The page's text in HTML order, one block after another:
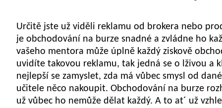
Určitě jste už viděli reklamu od brokera nebo
je obchodování na burze snadné a zvládne ho
vašeho mentora může úplně každý ziskově
uvidíte takovou reklamu, tak jedná se o lživou a
nejlepší se zamyslet, zda má vůbec smysl od
učitele něco nakoupit. Obchodování na burze
už vůbec ho nemůže dělat každý. A to at´ už